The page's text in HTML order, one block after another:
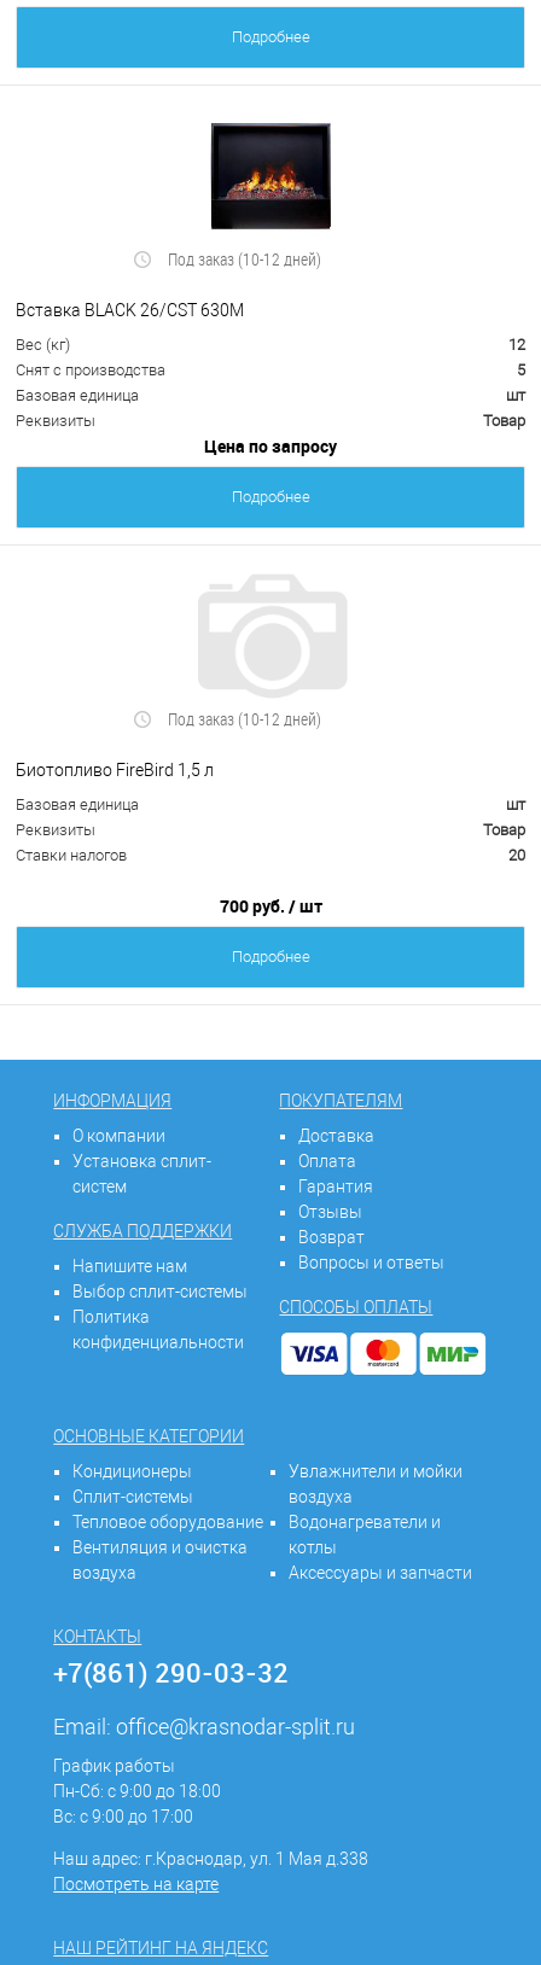
Подробнее
Под заказ (10-12 дней)
Вставка BLACK 26/CST 630M
Вес (кг)
12
Снят с производства
5
Базовая единица
шт
Реквизиты
Товар
Цена по запросу
Подробнее
Под заказ (10-12 дней)
Биотопливо FireBird 1,5 л
Базовая единица
шт
Реквизиты
Товар
Ставки налогов
20
700 руб. / шт
Подробнее
ИНФОРМАЦИЯ
О компании
Установка сплит-
систем
СЛУЖБА ПОДДЕРЖКИ
Напишите нам
Выбор сплит-системы
Политика
конфиденциальности
ПОКУПАТЕЛЯМ
Доставка
Оплата
Гарантия
Отзывы
Возврат
Вопросы и ответы
СПОСОБЫ ОПЛАТЫ
ОСНОВНЫЕ КАТЕГОРИИ
Кондиционеры
Сплит-системы
Тепловое оборудование
Вентиляция и очистка
воздуха
Увлажнители и мойки
воздуха
Водонагреватели и
котлы
Аксессуары и запчасти
КОНТАКТЫ
+7(861) 290-03-32
Email:office@krasnodar-split.ru
График работы
Пн-Сб: с 9:00 до 18:00
Вс: с 9:00 до 17:00
Наш адрес: г.Краснодар, ул. 1 Мая д.338
Посмотреть на карте
НАШ РЕЙТИНГ НА ЯНДЕКС